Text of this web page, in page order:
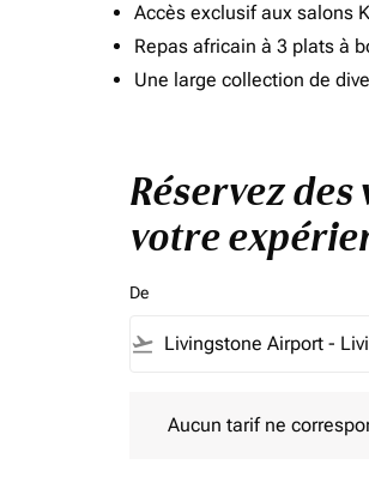
Accès exclusif aux salons
Repas africain à 3 plats à
Une large collection de
Réservez
votre
De
flight_takeoff
Aucun tarif ne